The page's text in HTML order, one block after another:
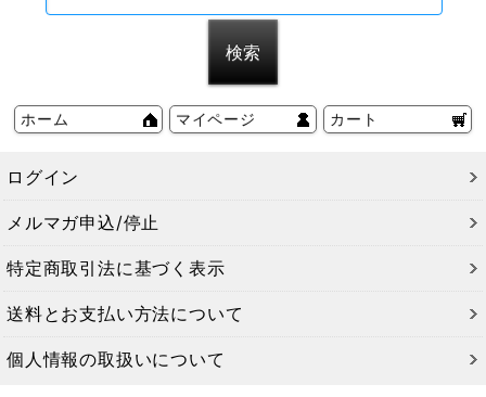
ホーム マイページ カート
ログイン
メルマガ申込/停止
特定商取引法に基づく表示
送料とお支払い方法について
個人情報の取扱いについて